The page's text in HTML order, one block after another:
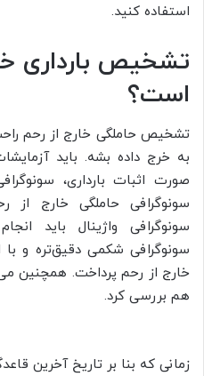
استفاده کنید.
تشخیص بارداری
است؟
تشخیص حاملگی خارج از رحم
به خرج داده بشه. باید
صورت اثبات بارداری،
سونوگرافی حاملگی خارج
سونوگرافی واژینال باید
سونوگرافی شکمی دقیق‌تره و
خارج از رحم پرداخت. همچنین
هم بررسی کرد.